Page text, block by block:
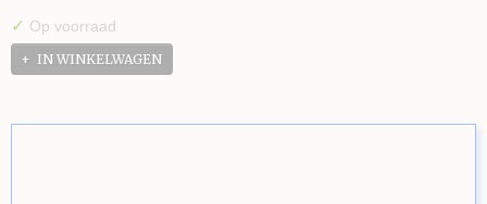
✓ Op voorraad
IN WINKELWAGEN